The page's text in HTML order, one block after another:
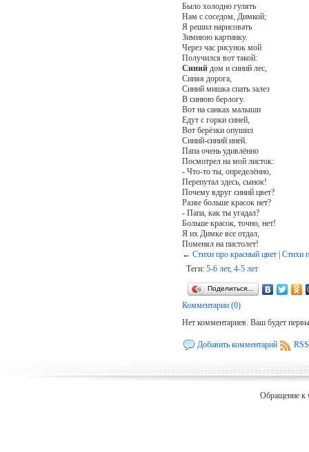
Было холодно гулять
Нам с соседом, Димкой;
Я решил нарисовать
Зимнюю картинку.
Через час рисунок мой
Получился вот такой:
Синийдом и синий лес,
Синяя дорога,
Синий мишка спать залез
В синюю берлогу.
Вот на санках малыши
Едут с горки синей,
Вот берёзки опушил
Синий-синий иней.
Папа очень удивлённо
Посмотрел на мой листок:
- Что-то ты, определённо,
Перепутал здесь, сынок!
Почему вдруг синий цвет?
Разве больше красок нет?
- Папа, как ты угадал?
Больше красок, точно, нет!
Я их Димке все отдал,
Поменял на пистолет!
← Стихи про красный цвет| Cтихи
Теги: 5-6 лет, 4-5 лет
Поделиться…
Комментарии (0)
Нет комментариев. Ваш будет
Добавить комментарий
Обращение к